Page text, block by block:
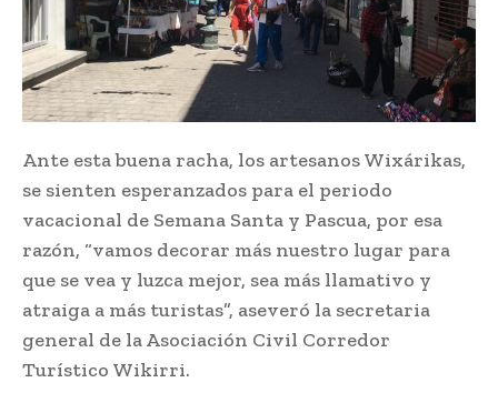
Ante esta buena racha, los artesanos Wixárikas,
se sienten esperanzados para el periodo
vacacional de Semana Santa y Pascua, por esa
razón, “vamos decorar más nuestro lugar para
que se vea y luzca mejor, sea más llamativo y
atraiga a más turistas”, aseveró la secretaria
general de la Asociación Civil Corredor
Turístico Wikirri.